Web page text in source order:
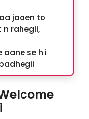
jaaen to
rahegii,
aane se hii